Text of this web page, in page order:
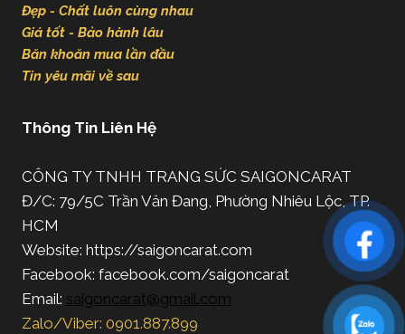
Đẹp - Chất luôn cùng nhau
Giá tốt - Bảo hành lâu
Băn khoăn mua lần đầu
Tin yêu mãi về sau
Thông Tin Liên Hệ
CÔNG TY TNHH TRANG SỨC SAIGONCARAT
Đ/C: 79/5C Trần Văn Đang, Phường Nhiêu Lộc, TP.
HCM
Website: https://saigoncarat.com
Facebook: facebook.com/saigoncarat
Email: saigoncarat@gmail.com
Zalo/Viber: 0901.887.899